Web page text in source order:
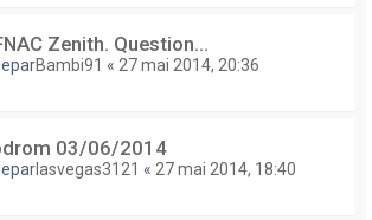
Zenith. Question...
Bambi91 « 27 mai 2014, 20:36
03/06/2014
lasvegas3121 « 27 mai 2014, 18:40